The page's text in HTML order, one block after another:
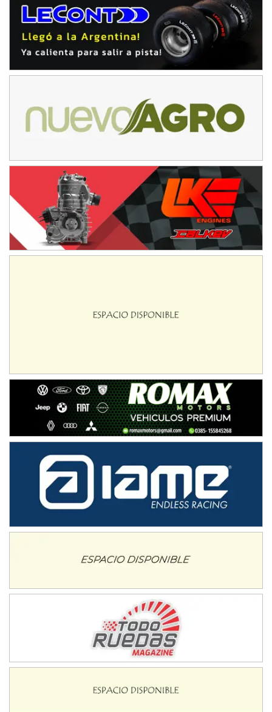
NORESTE SANTAFESINO - F6
Avellaneda (Santa Fe)
TUCUMANO - F5
Juan Navarro (Asfalto)
El Timbó (Tucumán)